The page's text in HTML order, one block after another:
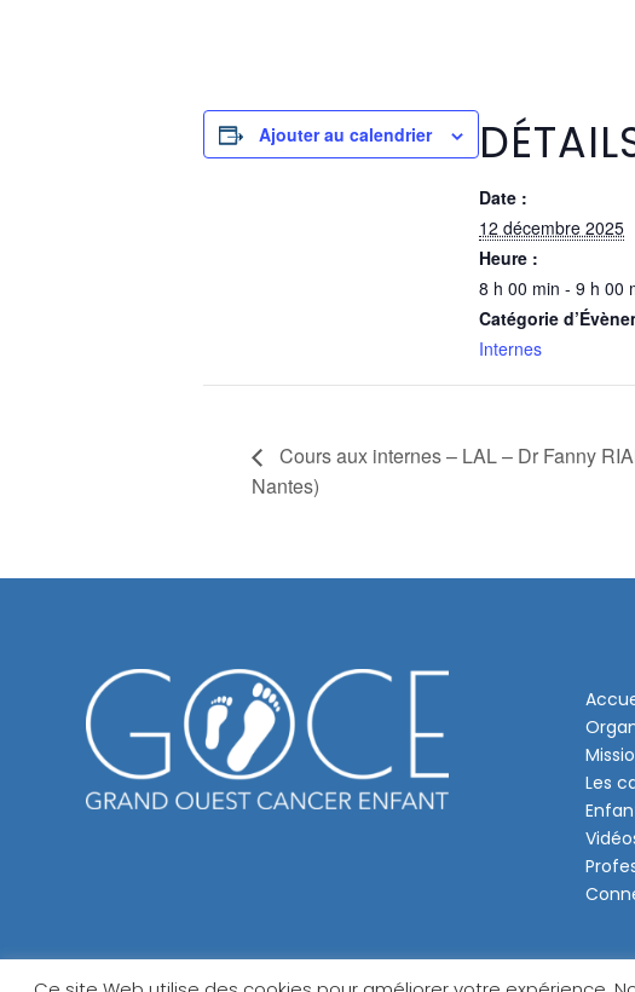
Ajouter au calendrier
Date :
12 décembre 2025
Heure :
8 h 00 min - 9 h 00
Catégorie
Internes
Cours aux internes – LAL – Dr Fanny
Nantes)
Les